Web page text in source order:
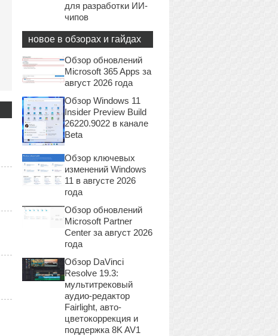
для разработки ИИ-
чипов
новое в обзорах и гайдах
Обзор обновлений
Microsoft 365 Apps за
август 2026 года
Обзор Windows 11
Insider Preview Build
26220.9022 в канале
Beta
Обзор ключевых
изменений Windows
11 в августе 2026
года
Обзор обновлений
Microsoft Partner
Center за август 2026
года
Обзор DaVinci
Resolve 19.3:
мультитрековый
аудио-редактор
Fairlight, авто-
цветокоррекция и
поддержка 8K AV1